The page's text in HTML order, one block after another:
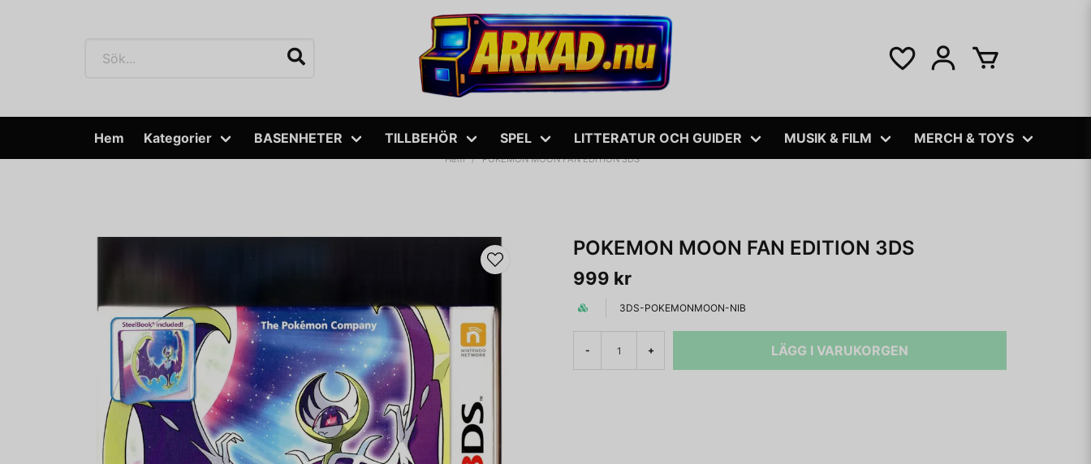
Hem Kategorier BASENHETER TILLBEHÖR SPEL LITTERATUR OCH GUIDER MUSIK & FILM MERCH & TOYS
Hem POKEMON MOON FAN EDITION 3DS
POKEMON MOON FAN EDITION 3DS
999 kr
3DS-POKEMONMOON-NIB
- + LÄGG I VARUKORGEN